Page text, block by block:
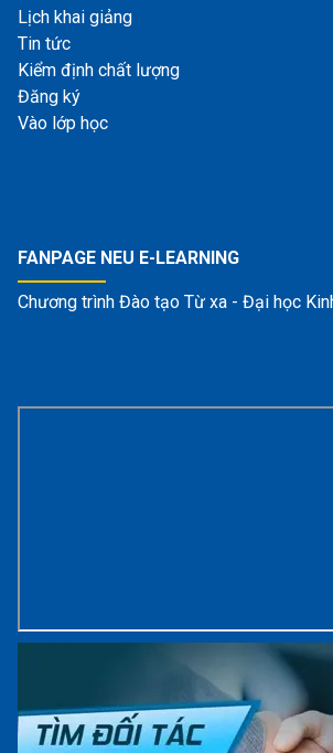
Lịch khai giảng
Tin tức
Kiểm định chất lượng
Đăng ký
Vào lớp học
FANPAGE NEU E-LEARNING
Chương trình Đào tạo Từ xa - Đại học